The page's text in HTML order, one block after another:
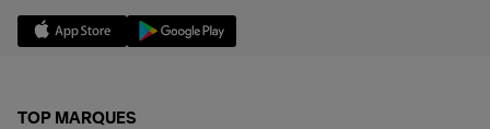
TOP MARQUES